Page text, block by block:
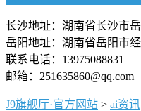
长沙地址：湖南省长沙市
岳阳地址：湖南省岳阳市
联系电话：13975088831
邮箱：251635860@qq.com
J9旗舰厅·官方网站 > ai资讯